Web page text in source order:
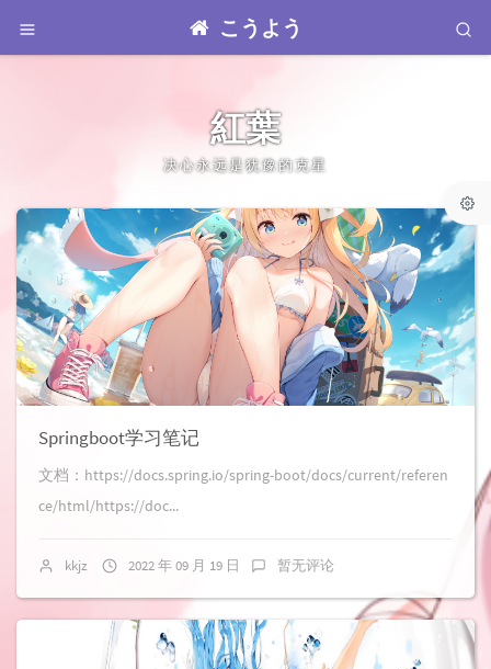
こうよう
紅葉
决心永远是犹豫的克星
Springboot学习笔记
文档：https://docs.spring.io/spring-boot/docs/current/referen
ce/html/https://doc...
kkjz 2022 年 09 月 19 日 暂无评论